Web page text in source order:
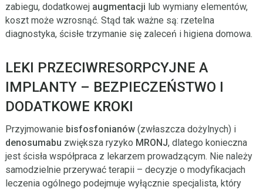
zabiegu, dodatkowej augmentacji lub wymiany elementów,
koszt może wzrosnąć. Stąd tak ważne są: rzetelna
diagnostyka, ścisłe trzymanie się zaleceń i higiena domowa.
LEKI PRZECIWRESORPCYJNE A
IMPLANTY – BEZPIECZEŃSTWO I
DODATKOWE KROKI
Przyjmowanie bisfosfonianów(zwłaszcza dożylnych) i
denosumabu zwiększa ryzyko MRONJ, dlatego konieczna
jest ścisła współpraca z lekarzem prowadzącym. Nie należy
samodzielnie przerywać terapii – decyzje o modyfikacjach
leczenia ogólnego podejmuje wyłącznie specjalista, który